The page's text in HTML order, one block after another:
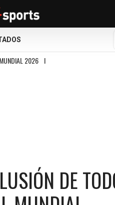
MUNDIAL 2026 I
DE